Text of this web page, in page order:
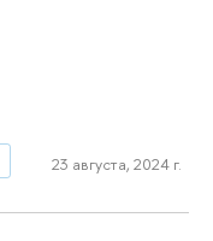
23 августа, 2024 г.